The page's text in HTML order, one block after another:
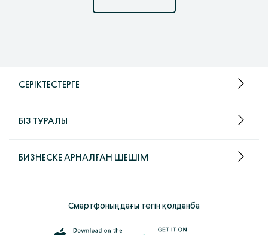
СЕРІКТЕСТЕРГЕ
БІЗ ТУРАЛЫ
БИЗНЕСКЕ АРНАЛҒАН ШЕШІМ
Смартфоныңдағы тегін қолданба